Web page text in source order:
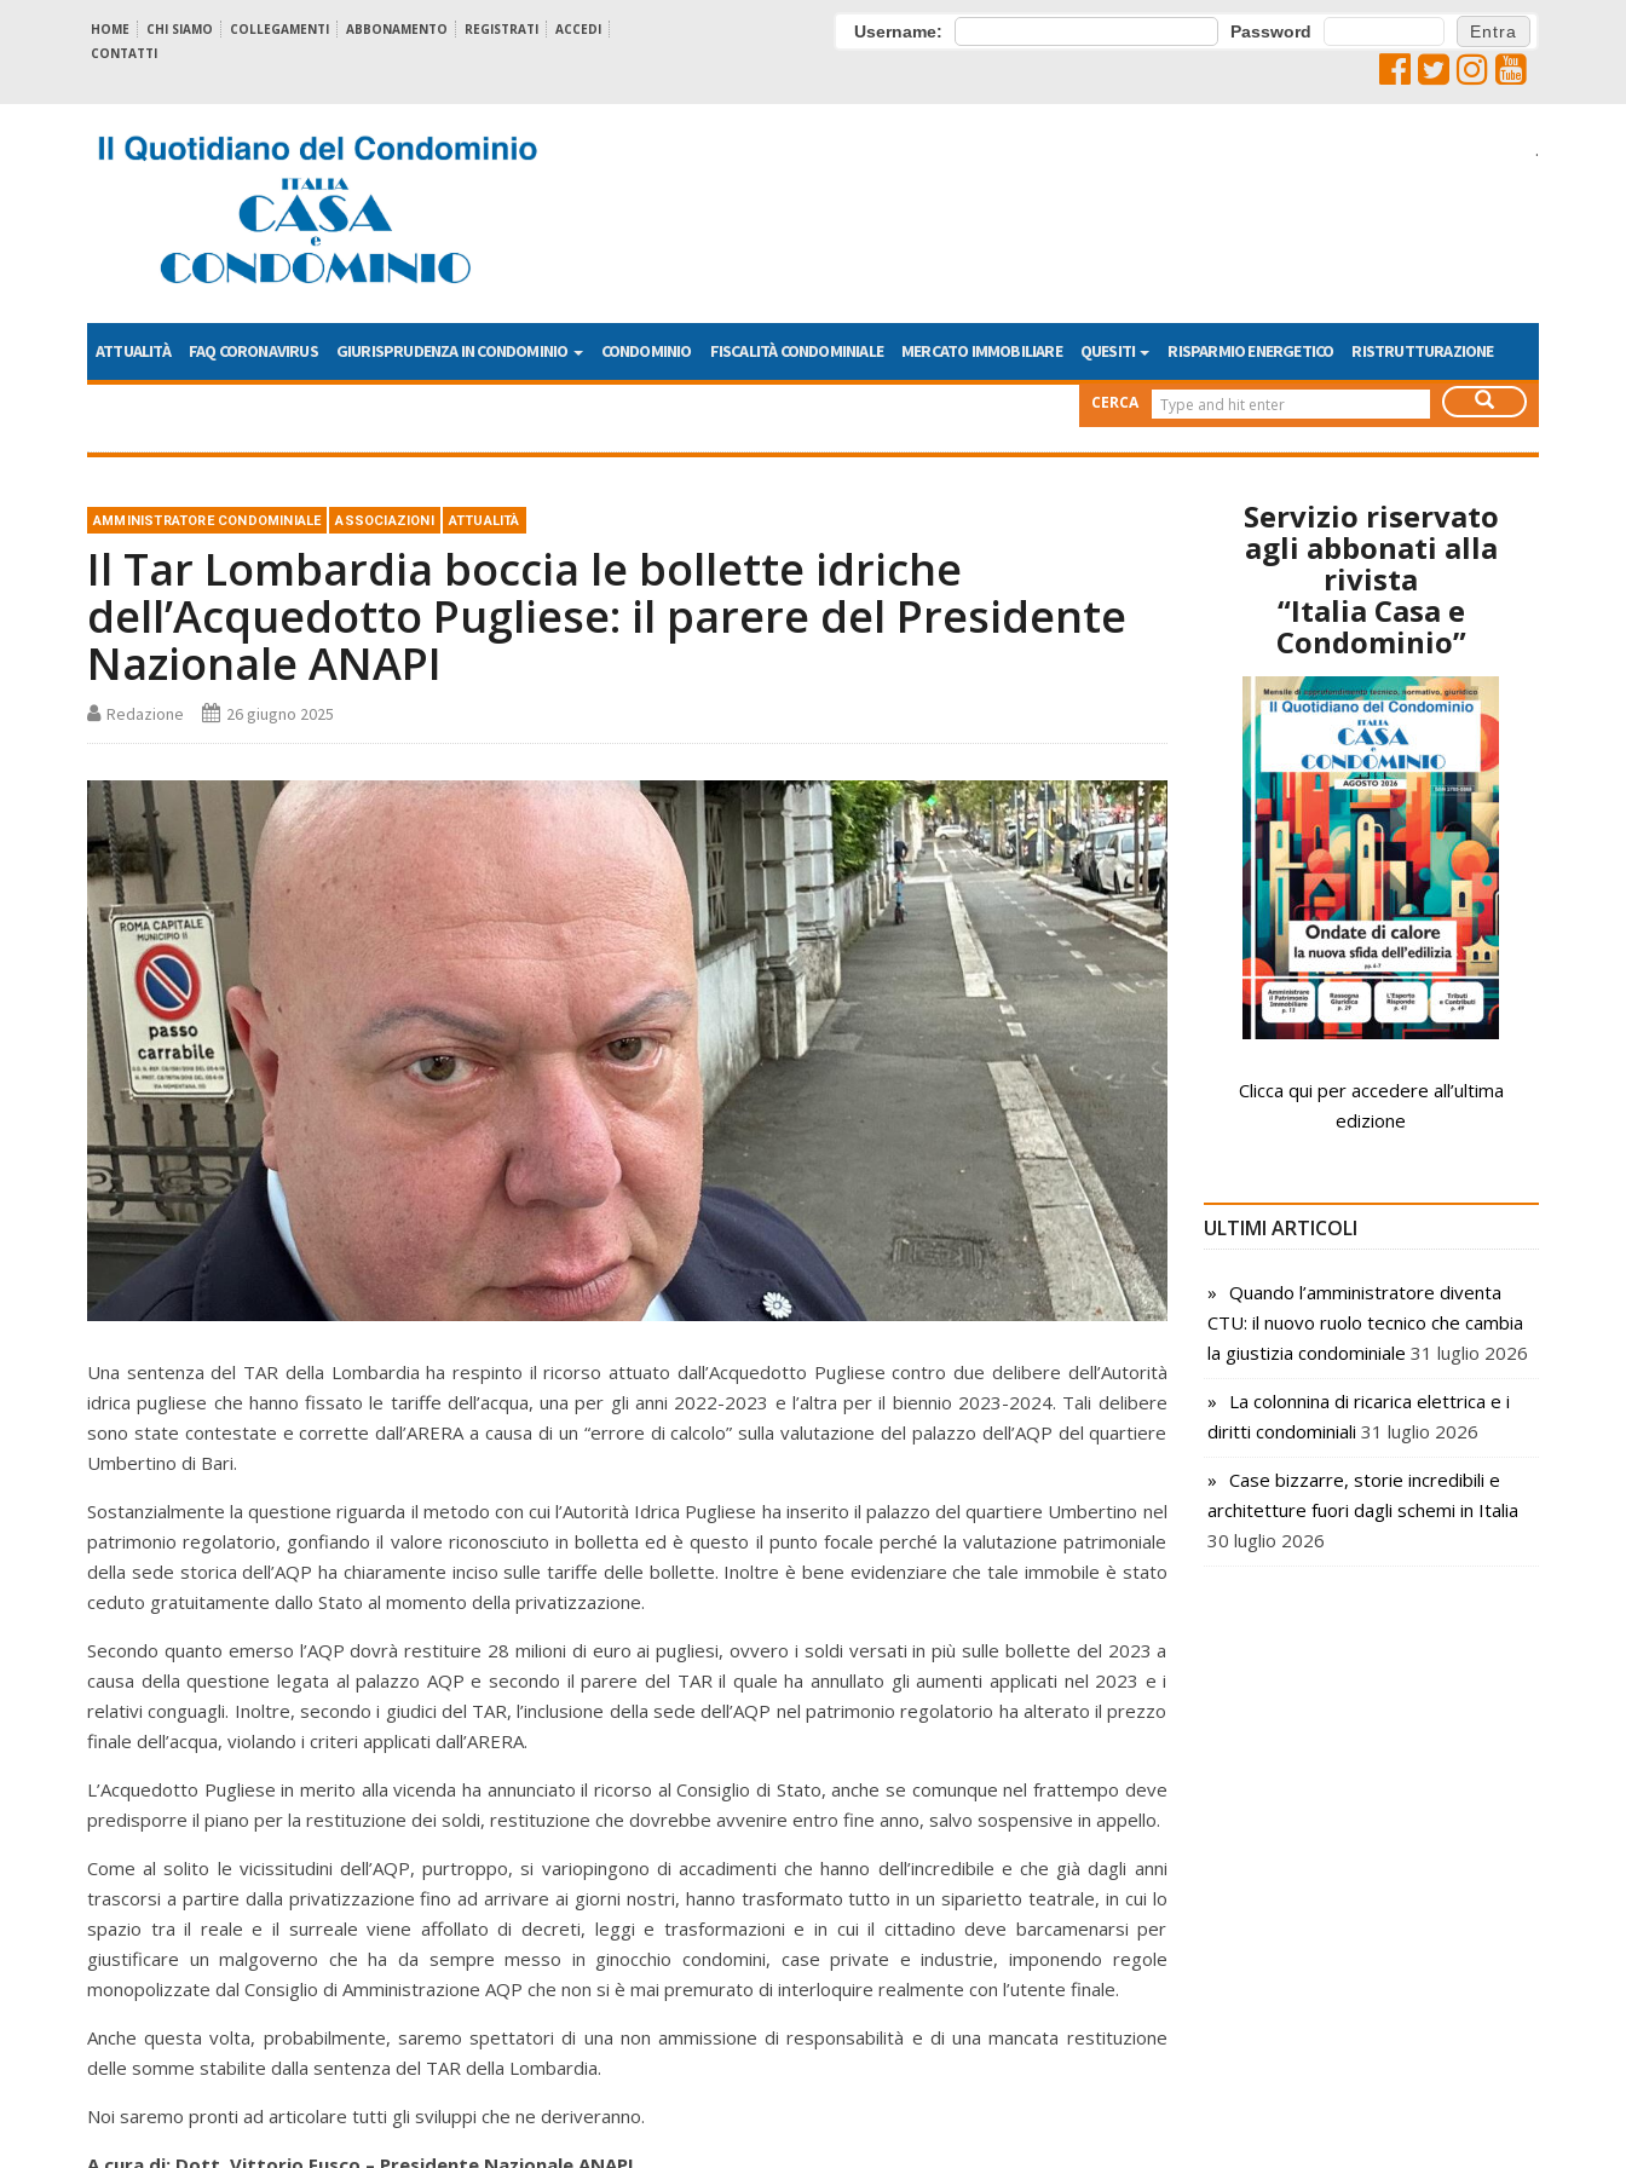
HOME CHI SIAMO COLLEGAMENTI ABBONAMENTO REGISTRATI
ACCEDI
CONTATTI
Username: Password
.
ATTUALITÀ FAQ CORONAVIRUS GIURISPRUDENZA IN CONDOMINIO CONDOMINIO FISCALITÀ CONDOMINIALE MERCATO IMMOBILIARE QUESITI RISPARMIO ENERGETICO RISTRUTTURAZIONE
CERCA
AMMINISTRATORE CONDOMINIALE ASSOCIAZIONI ATTUALITÀ
Il Tar Lombardia boccia le bollette idriche
dell’Acquedotto Pugliese: il parere del Presidente
Nazionale ANAPI
Redazione 26 giugno 2025
Una sentenza del TAR della Lombardia ha respinto il ricorso attuato dall’Acquedotto Pugliese contro due delibere dell’Autorità
idrica pugliese che hanno fissato le tariffe dell’acqua, una per gli anni 2022-2023 e l’altra per il biennio 2023-2024. Tali delibere
sono state contestate e corrette dall’ARERA a causa di un “errore di calcolo” sulla valutazione del palazzo dell’AQP del quartiere
Umbertino di Bari.
Sostanzialmente la questione riguarda il metodo con cui l’Autorità Idrica Pugliese ha inserito il palazzo del quartiere Umbertino nel
patrimonio regolatorio, gonfiando il valore riconosciuto in bolletta ed è questo il punto focale perché la valutazione patrimoniale
della sede storica dell’AQP ha chiaramente inciso sulle tariffe delle bollette. Inoltre è bene evidenziare che tale immobile è stato
ceduto gratuitamente dallo Stato al momento della privatizzazione.
Secondo quanto emerso l’AQP dovrà restituire 28 milioni di euro ai pugliesi, ovvero i soldi versati in più sulle bollette del 2023 a
causa della questione legata al palazzo AQP e secondo il parere del TAR il quale ha annullato gli aumenti applicati nel 2023 e i
relativi conguagli. Inoltre, secondo i giudici del TAR, l’inclusione della sede dell’AQP nel patrimonio regolatorio ha alterato il prezzo
finale dell’acqua, violando i criteri applicati dall’ARERA.
L’Acquedotto Pugliese in merito alla vicenda ha annunciato il ricorso al Consiglio di Stato, anche se comunque nel frattempo deve
predisporre il piano per la restituzione dei soldi, restituzione che dovrebbe avvenire entro fine anno, salvo sospensive in appello.
Come al solito le vicissitudini dell’AQP, purtroppo, si variopingono di accadimenti che hanno dell’incredibile e che già dagli anni
trascorsi a partire dalla privatizzazione fino ad arrivare ai giorni nostri, hanno trasformato tutto in un siparietto teatrale, in cui lo
spazio tra il reale e il surreale viene affollato di decreti, leggi e trasformazioni e in cui il cittadino deve barcamenarsi per
giustificare un malgoverno che ha da sempre messo in ginocchio condomini, case private e industrie, imponendo regole
monopolizzate dal Consiglio di Amministrazione AQP che non si è mai premurato di interloquire realmente con l’utente finale.
Anche questa volta, probabilmente, saremo spettatori di una non ammissione di responsabilità e di una mancata restituzione
delle somme stabilite dalla sentenza del TAR della Lombardia.
Noi saremo pronti ad articolare tutti gli sviluppi che ne deriveranno.
Servizio riservato
agli abbonati alla
rivista
“Italia Casa e
Condominio”
Clicca qui per accedere all’ultima
edizione
ULTIMI ARTICOLI
Quando l’amministratore diventa
CTU: il nuovo ruolo tecnico che cambia
la giustizia condominiale 31 luglio 2026
La colonnina di ricarica elettrica e i
diritti condominiali 31 luglio 2026
Case bizzarre, storie incredibili e
architetture fuori dagli schemi in Italia
30 luglio 2026